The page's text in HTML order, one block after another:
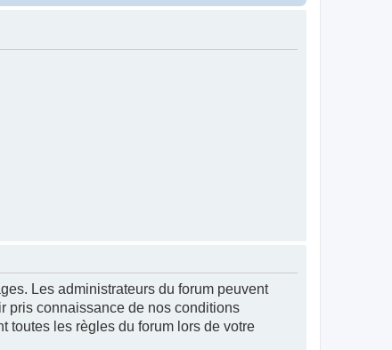
Les administrateurs du forum peuvent
pris connaissance de nos conditions
toutes les règles du forum lors de votre